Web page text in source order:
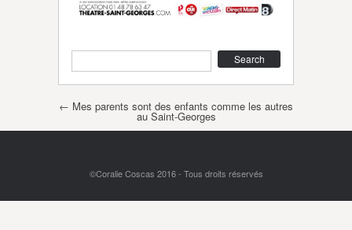
Post navigation
← Mes parents sont des enfants comme les autres
au Saint-Georges
©Coralie Coscas 2016 - Tous droits réservés